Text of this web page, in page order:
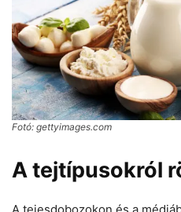
Fotó: gettyimages.com
A tejtípusokról